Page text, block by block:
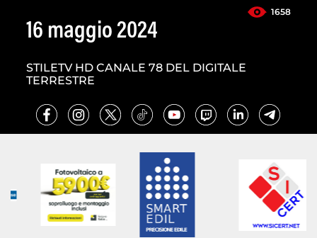
1658
16 maggio 2024
STILETV HD CANALE 78 DEL DIGITALE
TERRESTRE